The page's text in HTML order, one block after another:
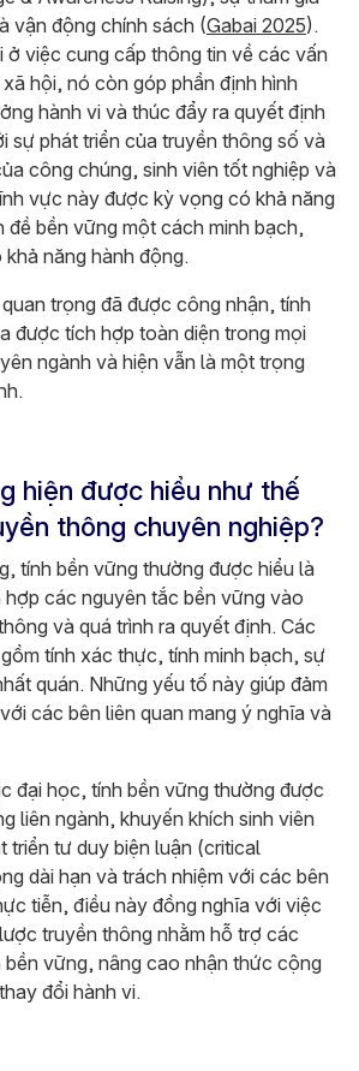
vận động chính sách (Gabai 2025).
ở việc cung cấp thông tin về các vấn
hội, nó còn góp phần định hình
hành vi và thúc đẩy ra quyết định
sự phát triển của truyền thông số và
công chúng, sinh viên tốt nghiệp và
vực này được kỳ vọng có khả năng
đề bền vững một cách minh bạch,
năng hành động.
trọng đã được công nhận, tính
được tích hợp toàn diện trong mọi
ngành và hiện vẫn là một trọng
hiện được hiểu như thế
thông chuyên nghiệp?
tính bền vững thường được hiểu là
các nguyên tắc bền vững vào
và quá trình ra quyết định. Các
tính xác thực, tính minh bạch, sự
quán. Những yếu tố này giúp đảm
các bên liên quan mang ý nghĩa và
đại học, tính bền vững thường được
liên ngành, khuyến khích sinh viên
triển tư duy biện luận (critical
dài hạn và trách nhiệm với các bên
tiễn, điều này đồng nghĩa với việc
truyền thông nhằm hỗ trợ các
bền vững, nâng cao nhận thức cộng
đổi hành vi.